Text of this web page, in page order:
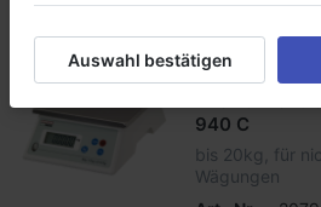
940 C
bis 20kg, für
Wägungen
Auswahl bestätigen